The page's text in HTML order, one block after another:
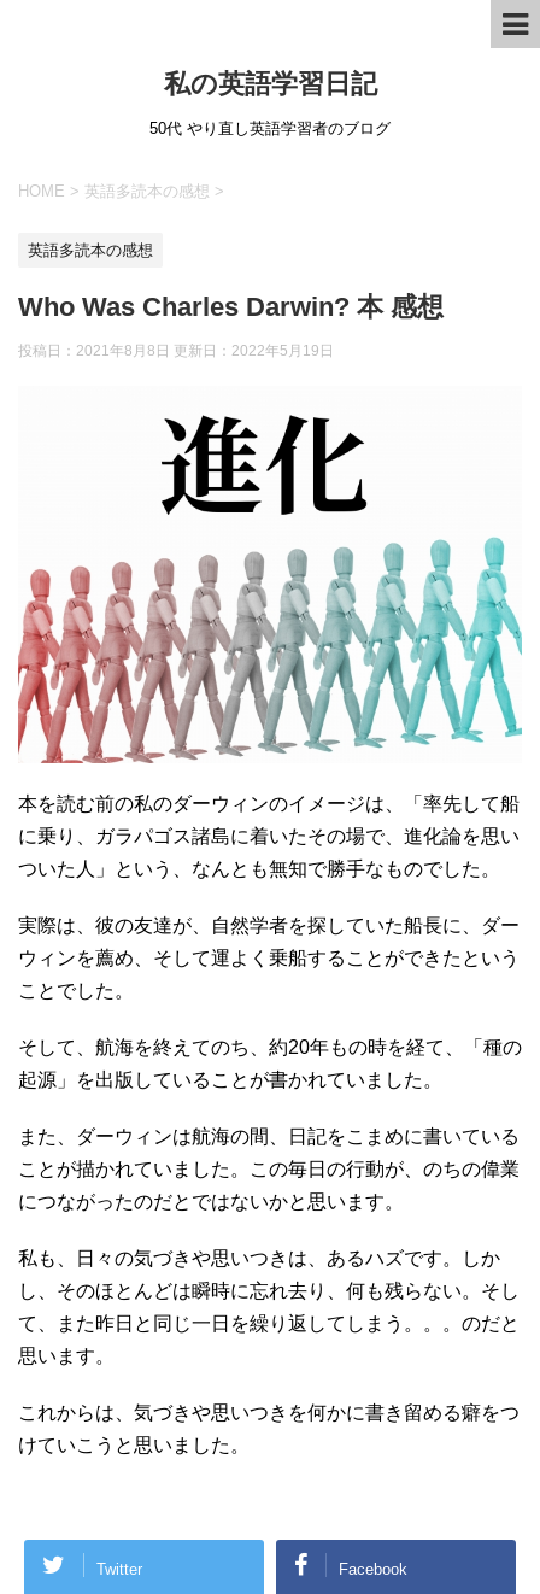
私の英語学習日記
50代 やり直し英語学習者のブログ
HOME > 英語多読本の感想 >
英語多読本の感想
Who Was Charles Darwin? 本 感想
投稿日：2021年8月8日 更新日： 2022年5月19日
本を読む前の私のダーウィンのイメージは、「率先して船
に乗り、ガラパゴス諸島に着いたその場で、進化論を思い
ついた人」という、なんとも無知で勝手なものでした。
実際は、彼の友達が、自然学者を探していた船長に、ダー
ウィンを薦め、そして運よく乗船することができたという
ことでした。
そして、航海を終えてのち、約20年もの時を経て、「種の
起源」を出版していることが書かれていました。
また、ダーウィンは航海の間、日記をこまめに書いている
ことが描かれていました。この毎日の行動が、のちの偉業
につながったのだとではないかと思います。
私も、日々の気づきや思いつきは、あるハズです。しか
し、そのほとんどは瞬時に忘れ去り、何も残らない。そし
て、また昨日と同じ一日を繰り返してしまう。。。のだと
思います。
これからは、気づきや思いつきを何かに書き留める癖をつ
けていこうと思いました。
Twitter Facebook